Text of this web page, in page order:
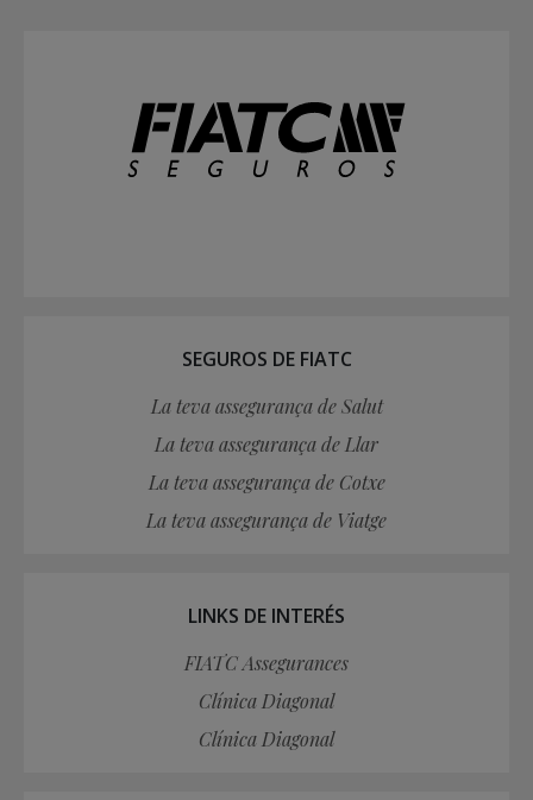
SEGUROS DE FIATC
La teva assegurança de Salut
La teva assegurança de Llar
La teva assegurança de Cotxe
La teva assegurança de Viatge
LINKS DE INTERÉS
FIATC Assegurances
Clínica Diagonal
Clínica Diagonal